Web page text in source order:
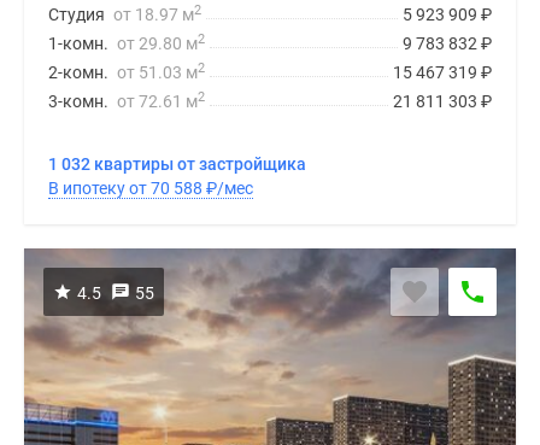
5 923 909 ₽
Студия от 18.97 м2
9 783 832 ₽
1-комн. от 29.80 м2
15 467 319 ₽
2-комн. от 51.03 м2
21 811 303 ₽
3-комн. от 72.61 м2
1 032 квартиры от застройщика
В ипотеку от 70 588 ₽/мес
4.5 55